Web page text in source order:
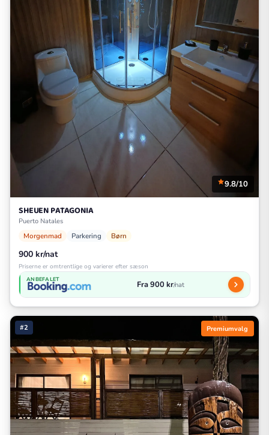
9.8/10
SHEUEN PATAGONIA
Puerto Natales
Morgenmad Parkering Børn
900 kr/nat
Priserne er omtrentlige og varierer efter sæson
ANBEFALET Fra 900 kr/nat
#2 Premiumvalg